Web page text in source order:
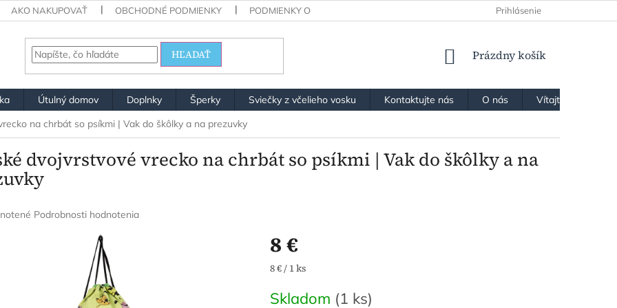
AKO NAKUPOVAŤ OBCHODNÉ PODMIENKY PODMIENKY OCHRANY OSOBNÝCH ÚDAJOV Prihlásenie
HĽADAŤ
NÁKUPNÝ
Prázdny košík
Útulný domov Doplnky Šperky Sviečky z včelieho vosku Kontaktujte nás O nás
Vítajte v našom
na chrbát so psíkmi | Vak do škôlky a na prezuvky
dvojvrstvové vrecko na chrbát so psíkmi | Vak do škôlky a na
Podrobnosti hodnotenia
8 €
Jednotková
8 € / 1 ks
Skladom (1 ks)